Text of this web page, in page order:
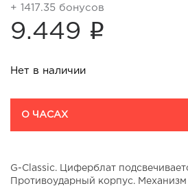
+ 1417.35 бонусов
9.449 i
Нет в наличии
О ЧАСАХ
G-Classic. Циферблат
Противоударный корпус.